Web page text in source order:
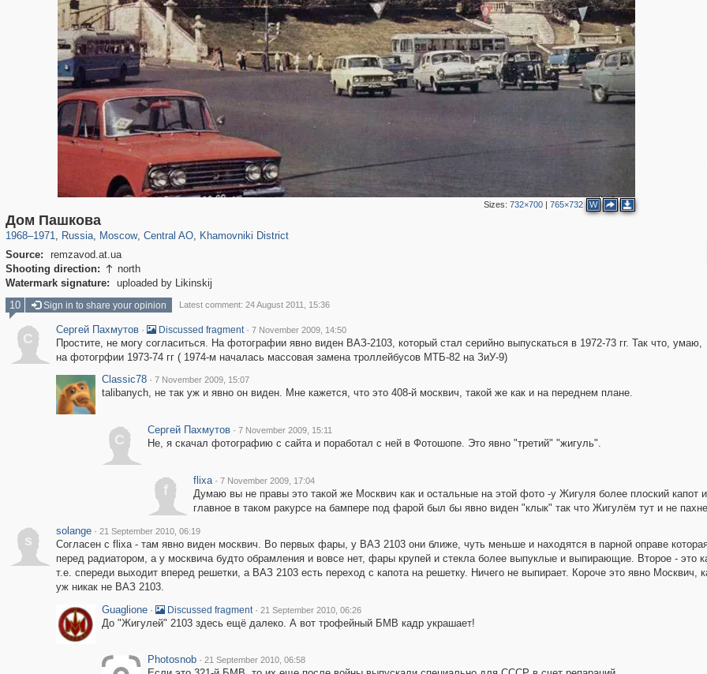
Sizes: 732×700| 765×732 W
Дом Пашкова
1968–1971, Russia
1,406,258
, Moscow
319,780
, Central AO, Khamovniki District
Source:
remzavod.at.ua
Shooting direction:  north
Watermark signature:
uploaded by Likinskij
10 Sign in to share your opinion Latest comment: 24 August 2011, 15:36
С
Сергей Пахмутов · Discussed fragment · 7 November 2009, 14:50
Простите, не могу согласиться. На фотографии явно виден ВАЗ-2103, который стал серийно выпускаться в 1972-73 гг. Так что, умаю,
на фотогрфии 1973-74 гг ( 1974-м началась массовая замена троллейбусов МТБ-82 на ЗиУ-9)
Classic78 · 7 November 2009, 15:07
talibanych, не так уж и явно он виден. Мне кажется, что это 408-й москвич, такой же как и на переднем плане.
С
Сергей Пахмутов · 7 November 2009, 15:11
Не, я скачал фотографию с сайта и поработал с ней в Фотошопе. Это явно "третий" "жигуль".
f
flixa · 7 November 2009, 17:04
Думаю вы не правы это такой же Москвич как и остальные на этой фото -у Жигуля более плоский капот
главное в таком ракурсе на бампере под фарой был бы явно виден "клык" так что Жигулём тут и не
s
solange · 21 September 2010, 06:19
Согласен с flixa - там явно виден москвич. Во первых фары, у ВАЗ 2103 они ближе, чуть меньше и находятся в парной оправе
перед радиатором, а у москвича будто обрамления и вовсе нет, фары крупей и стекла более выпуклые и выпирающие. Второе - это
т.е. спереди выходит вперед решетки, а ВАЗ 2103 есть переход с капота на решетку. Ничего не выпирает. Короче это явно Москвич,
уж никак не ВАЗ 2103.
Guaglione · Discussed fragment · 21 September 2010, 06:26
До "Жигулей" 2103 здесь ещё далеко. А вот трофейный БМВ кадр украшает!
Photosnob · 21 September 2010, 06:58